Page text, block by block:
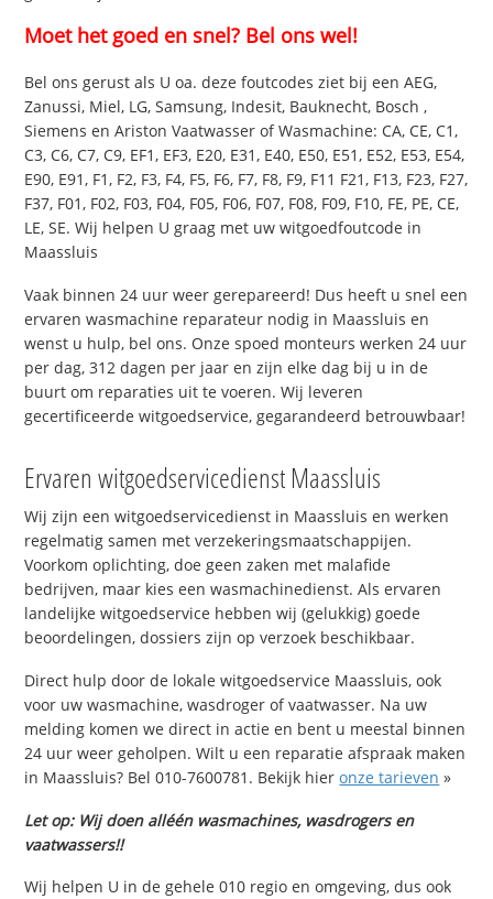
Moet het goed en snel? Bel ons wel!
Bel ons gerust als U oa. deze foutcodes ziet bij een AEG,
Zanussi, Miel, LG, Samsung, Indesit, Bauknecht, Bosch ,
Siemens en Ariston Vaatwasser of Wasmachine: CA, CE, C1,
C3, C6, C7, C9, EF1, EF3, E20, E31, E40, E50, E51, E52, E53, E54,
E90, E91, F1, F2, F3, F4, F5, F6, F7, F8, F9, F11 F21, F13, F23, F27,
F37, F01, F02, F03, F04, F05, F06, F07, F08, F09, F10, FE, PE, CE,
LE, SE. Wij helpen U graag met uw witgoedfoutcode in
Maassluis
Vaak binnen 24 uur weer gerepareerd! Dus heeft u snel een
ervaren wasmachine reparateur nodig in Maassluis en
wenst u hulp, bel ons. Onze spoed monteurs werken 24 uur
per dag, 312 dagen per jaar en zijn elke dag bij u in de
buurt om reparaties uit te voeren. Wij leveren
gecertificeerde witgoedservice, gegarandeerd betrouwbaar!
Ervaren witgoedservicedienst Maassluis
Wij zijn een witgoedservicedienst in Maassluis en werken
regelmatig samen met verzekeringsmaatschappijen.
Voorkom oplichting, doe geen zaken met malafide
bedrijven, maar kies een wasmachinedienst. Als ervaren
landelijke witgoedservice hebben wij (gelukkig) goede
beoordelingen, dossiers zijn op verzoek beschikbaar.
Direct hulp door de lokale witgoedservice Maassluis, ook
voor uw wasmachine, wasdroger of vaatwasser. Na uw
melding komen we direct in actie en bent u meestal binnen
24 uur weer geholpen. Wilt u een reparatie afspraak maken
in Maassluis? Bel 010-7600781. Bekijk hieronze tarieven »
Let op: Wij doen alléén wasmachines, wasdrogers en
vaatwassers!!
Wij helpen U in de gehele 010 regio en omgeving, dus ook